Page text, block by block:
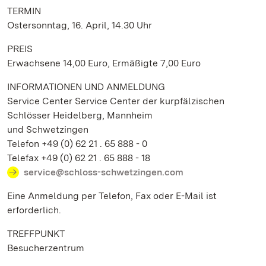
TERMIN
Ostersonntag, 16. April, 14.30 Uhr
PREIS
Erwachsene 14,00 Euro, Ermäßigte 7,00 Euro
INFORMATIONEN UND ANMELDUNG
Service Center Service Center der kurpfälzischen
Schlösser Heidelberg, Mannheim
und Schwetzingen
Telefon +49 (0) 62 21 . 65 888 - 0
Telefax +49 (0) 62 21 . 65 888 - 18
service@schloss-schwetzingen.com
Eine Anmeldung per Telefon, Fax oder E-Mail ist
erforderlich.
TREFFPUNKT
Besucherzentrum